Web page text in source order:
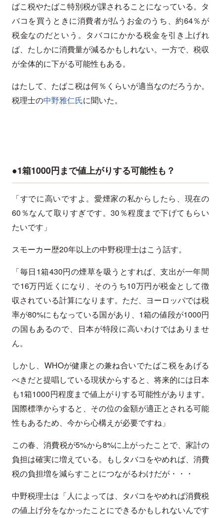
ばこ税やたばこ特別税が課されることになっている。タ
バコを買うときに消費者が払うお金のうち、約64％が
税金なのだという。タバコにかかる税金を引き上げれ
ば、たしかに消費量が減るかもしれない。一方で、税収
が全体的に下がる可能性もある。
はたして、たばこ税は何％くらいが適当なのだろうか。
税理士の中野雅仁氏に聞いた。
●1箱1000円まで値上がりする可能性も？
「すでに高いですよ。愛煙家の私からしたら、現在の
60％なんて取りすぎです。30％程度まで下げてもらい
たいです」
スモーカー歴20年以上の中野税理士はこう話す。
「毎日1箱430円の煙草を吸うとすれば、支出が一年間
で16万円近くになり、そのうち10万円が税金として徴
収されている計算になります。ただ、ヨーロッパでは税
率が80%にもなっている国があり、1箱の値段が1000円
の国もあるので、日本が特段に高いわけではありませ
ん。
しかし、WHOが健康との兼ね合いでたばこ税をあげる
べきだと提唱している現状からすると、将来的には日本
も1箱1000円程度まで値上がりする可能性があります。
国際標準からすると、その位の金額が適正とされる可能
性もあるため、今から心構えが必要ですね」
この春、消費税が5%から8%に上がったことで、家計の
負担は確実に増えている。もしタバコをやめれば、消費
税の負担増を減らすことにつながるわけだが・・・
中野税理士は「人によっては、タバコをやめれば消費税
の値上げ分をなかったことにできるかもしれないんです